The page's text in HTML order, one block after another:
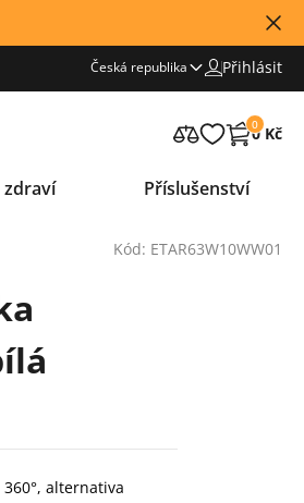
Česká republika Přihlásit
0
0 Kč
zdraví Příslušenství
Kód: ETAR63W10WW01
360°, alternativa